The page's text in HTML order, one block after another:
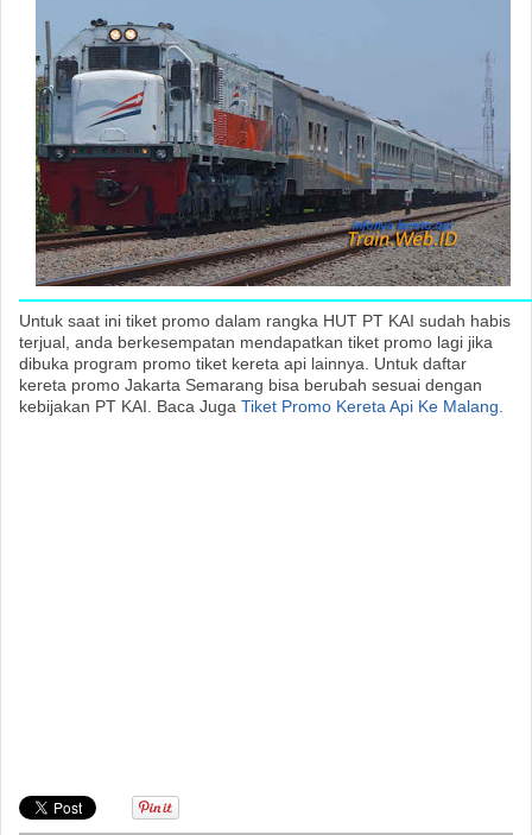
Untuk saat ini tiket promo dalam rangka HUT PT KAI sudah habis
terjual, anda berkesempatan mendapatkan tiket promo lagi jika
dibuka program promo tiket kereta api lainnya. Untuk daftar
kereta promo Jakarta Semarang bisa berubah sesuai dengan
kebijakan PT KAI. Baca Juga Tiket Promo Kereta Api Ke Malang.